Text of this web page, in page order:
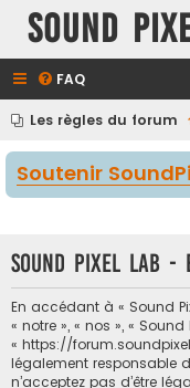
Sound
FAQ
Les règles du forum
Soutenir
Sound Pixel Lab -
En accédant à « Sound
« notre », « nos », « Sound
« https://
légalement responsable
n’acceptez pas d’être